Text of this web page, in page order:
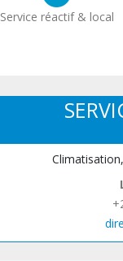
Service réactif & local